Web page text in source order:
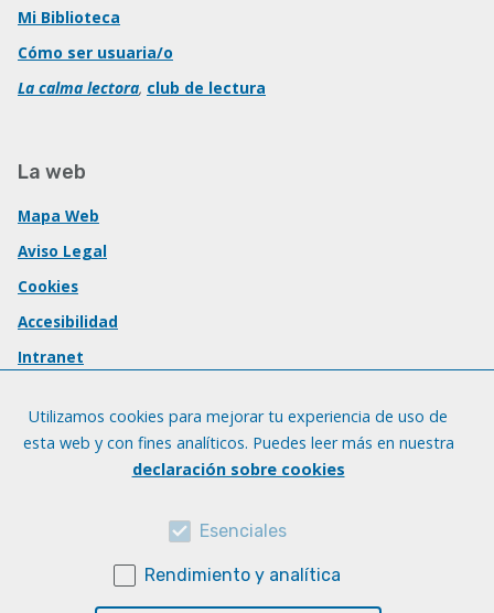
Mi Biblioteca
Cómo ser usuaria/o
La calma lectora, club de lectura
La web
Mapa Web
Aviso Legal
Cookies
Accesibilidad
Intranet
Utilizamos cookies para mejorar tu experiencia de uso de
esta web y con fines analíticos. Puedes leer más en nuestra
declaración sobre cookies
Esenciales
Rendimiento y analítica